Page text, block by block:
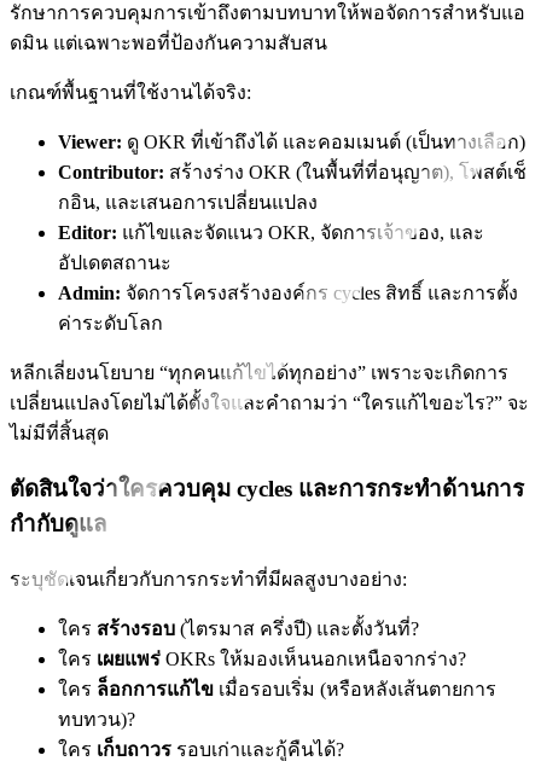
รักษาการควบคุมการเข้าถึงตามบทบาทให้พอจัดการสำหรับแอ
ดมิน แต่เฉพาะพอที่ป้องกันความสับสน
เกณฑ์พื้นฐานที่ใช้งานได้จริง:
Viewer: ดู OKR ที่เข้าถึงได้ และคอมเมนต์ (เป็นทางเลือก)
Contributor: สร้างร่าง OKR (ในพื้นที่ที่อนุญาต), โพสต์เช็
กอิน, และเสนอการเปลี่ยนแปลง
Editor: แก้ไขและจัดแนว OKR, จัดการเจ้าของ, และ
อัปเดตสถานะ
Admin: จัดการโครงสร้างองค์กร cycles สิทธิ์ และการตั้ง
ค่าระดับโลก
หลีกเลี่ยงนโยบาย “ทุกคนแก้ไขได้ทุกอย่าง” เพราะจะเกิดการ
เปลี่ยนแปลงโดยไม่ได้ตั้งใจและคำถามว่า “ใครแก้ไขอะไร?” จะ
ไม่มีที่สิ้นสุด
ตัดสินใจว่าใครควบคุม cycles และการกระทำด้านการ
กำกับดูแล
ระบุชัดเจนเกี่ยวกับการกระทำที่มีผลสูงบางอย่าง:
ใคร สร้างรอบ (ไตรมาส ครึ่งปี) และตั้งวันที่?
ใคร เผยแพร่ OKRs ให้มองเห็นนอกเหนือจากร่าง?
ใคร ล็อกการแก้ไข เมื่อรอบเริ่ม (หรือหลังเส้นตายการ
ทบทวน)?
ใคร เก็บถาวร รอบเก่าและกู้คืนได้?